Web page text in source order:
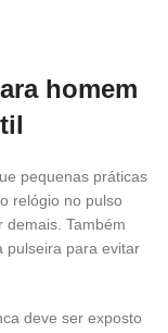
homem
pequenas práticas
relógio no pulso
Também
pulseira para evitar
deve ser exposto